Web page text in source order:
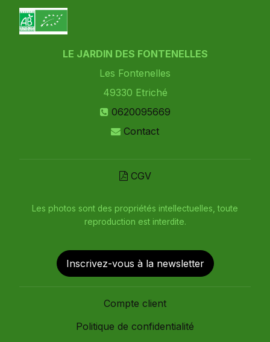
LE JARDIN DES FONTENELLES
Les Fontenelles
49330 Etriché
0620095669
Contact
CGV
Les photos sont des propriétés intellectuelles, toute
reproduction est interdite.
Inscrivez-vous à la newsletter
Compte client
Politique de confidentialité